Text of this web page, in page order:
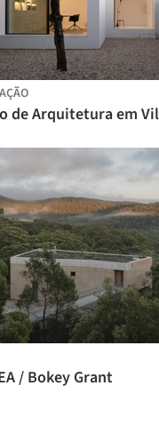
/ Bokey Grant